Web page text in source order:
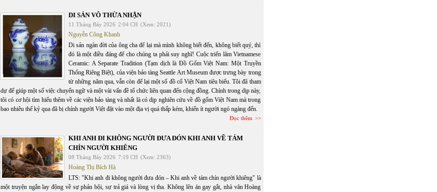
DI SẢN VÔ THỪA NHẬN
11 Tháng Bảy 2026 2:04 CH (Xem: 2021)
Nguyễn Công Khanh
Di sản ngàn đời của ông cha để lại mà mình không biết đến, không biết quý, thì
đó là một điều đáng để cho chúng ta phải suy nghĩ! Cuộc triển lãm Vietnamese
Ceramic: A Separate Tradition (Tạm dịch là Đồ Gốm Việt Nam: Một Truyền
Thống Riêng Biệt), của viện bảo tàng Seattle Art Museum được trưng bày trong
từ những năm qua, vẫn còn để lại một số đồ cổ Việt Nam tiêu biểu. Tôi đã tham
dự để giúp một số việc chuyển ngữ và một vài vấn đề tổ chức liên quan đến cộng đồng. Chính trong dịp này,
tôi có cơ hội tìm hiểu thêm về các viện bảo tàng và nhất là có dịp nghiên cứu về đồ gốm Việt Nam mà trong
bao nhiêu thế kỷ qua đã bị chính người Việt đặt vào một địa vị quá thấp kém, khiến ít người ngó ngàng đến.
Đọc thêm
KHI ANH ĐI KHÔNG NGƯỜI ĐƯA ĐÓN KHI ANH VỀ TÁM
CHÍN NGƯỜI KHIÊNG
08 Tháng Bảy 2026 7:19 CH (Xem: 2363)
Hoàng Thị Bích Hà
LTS: "Khi anh đi không người đưa đón – Khi anh về tám chín người khiêng" là
một truyện ngắn lay động về sự phản bội, sự trả giá và lòng vị tha. Không lên án gay gắt, nhà văn Hoàng